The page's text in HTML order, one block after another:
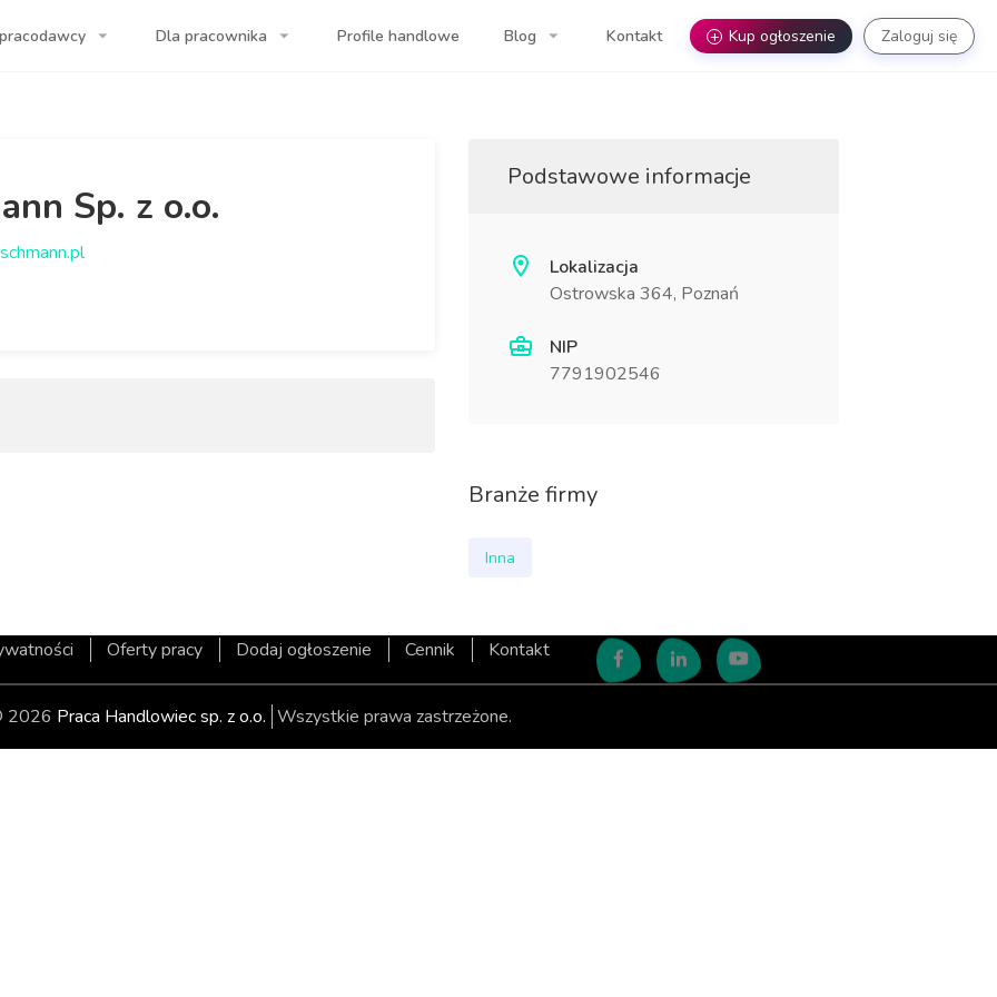
Twojej firmy! Dla pracownika Profile handlowe Blog Kontakt + Kup ogłoszenie Zaloguj się
Sp. z o.o.
Podstawowe informacje
Lokalizacja
Ostrowska 364, Poznań
NIP
7791902546
Branże firmy
Inna
Oferty pracy Dodaj ogłoszenie Cennik Kontakt
2026 Praca Handlowiec sp. z o.o. Wszystkie prawa zastrzeżone.